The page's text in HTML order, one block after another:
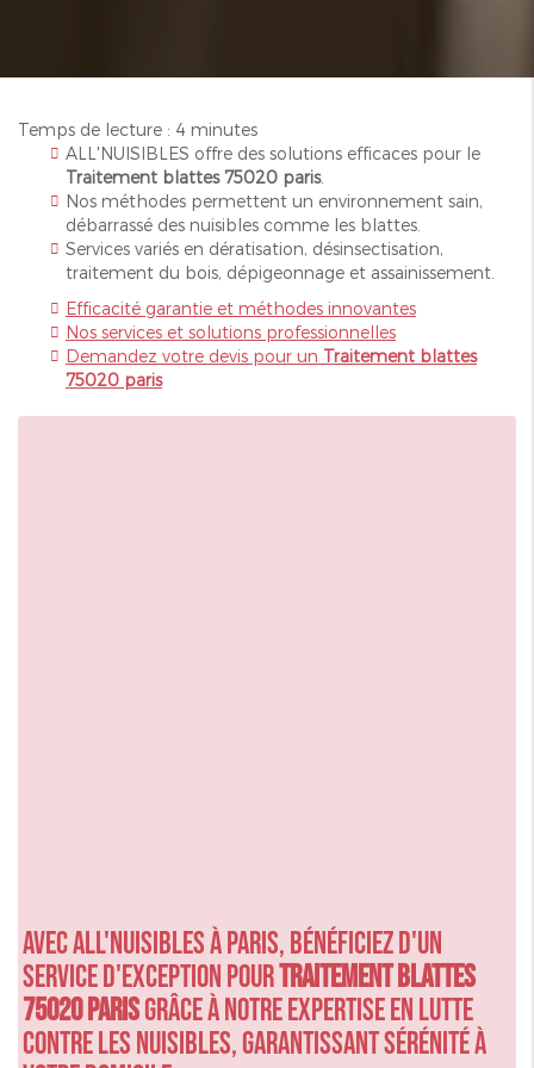
Temps de lecture : 4 minutes
ALL'NUISIBLES offre des solutions efficaces pour le
Traitement blattes 75020 paris.
Nos méthodes permettent un environnement sain,
débarrassé des nuisibles comme les blattes.
Services variés en dératisation, désinsectisation,
traitement du bois, dépigeonnage et assainissement.
Efficacité garantie et méthodes innovantes
Nos services et solutions professionnelles
Demandez votre devis pour un Traitement blattes
75020 paris
Avec ALL'NUISIBLES à Paris, bénéficiez d'un
service d'exception pourTraitement blattes
75020 parisgrâce à notre expertise en lutte
contre les nuisibles, garantissant sérénité à